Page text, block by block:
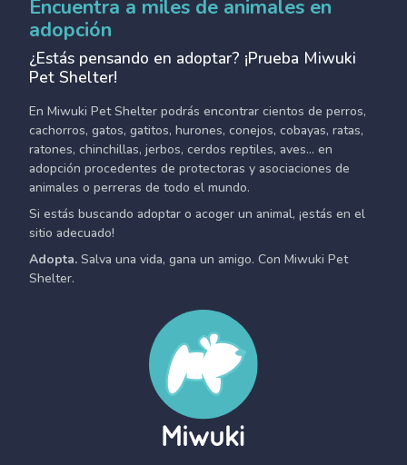
Encuentra a miles de animales en
adopción
¿Estás pensando en adoptar? ¡Prueba Miwuki
Pet Shelter!
En Miwuki Pet Shelter podrás encontrar cientos de perros,
cachorros, gatos, gatitos, hurones, conejos, cobayas, ratas,
ratones, chinchillas, jerbos, cerdos reptiles, aves... en
adopción procedentes de protectoras y asociaciones de
animales o perreras de todo el mundo.
Si estás buscando adoptar o acoger un animal, ¡estás en el
sitio adecuado!
Adopta. Salva una vida, gana un amigo. Con Miwuki Pet
Shelter.